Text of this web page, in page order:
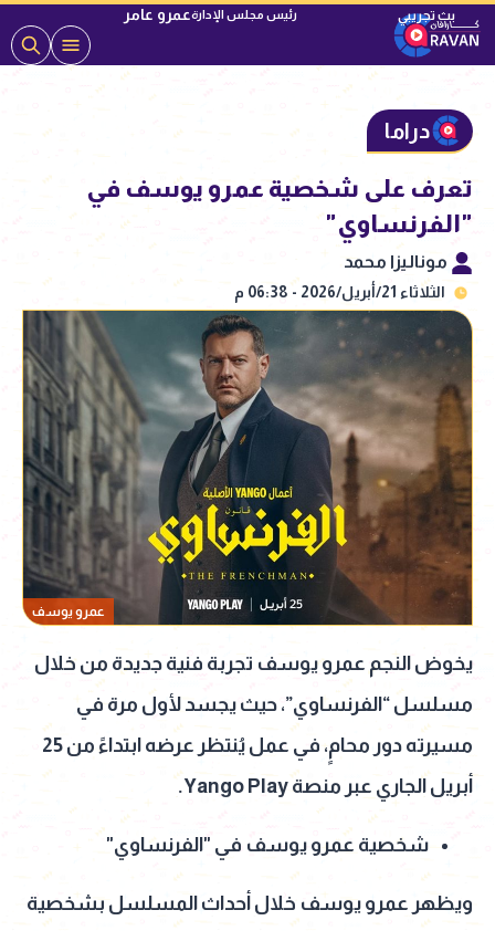
رئيس مجلس الإدارةعمرو عامر
دراما
تعرف على شخصية عمرو يوسف في
"الفرنساوي"
موناليزا محمد
الثلاثاء 21/أبريل/2026 - 06:38 م
عمرو يوسف
يخوض النجم عمرو يوسف تجربة فنية جديدة من خلال
مسلسل “الفرنساوي”، حيث يجسد لأول مرة في
مسيرته دور محامٍ، في عمل يُنتظر عرضه ابتداءً من 25
أبريل الجاري عبر منصة Yango Play.
شخصية عمرو يوسف في "الفرنساوي"
ويظهر عمرو يوسف خلال أحداث المسلسل بشخصية